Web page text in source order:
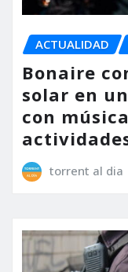
ACTUALIDAD
Bonaire
solar en
con
torrent al dia